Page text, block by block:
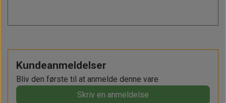
Kundeanmeldelser
Bliv den første til at anmelde denne vare
Skriv en anmeldelse